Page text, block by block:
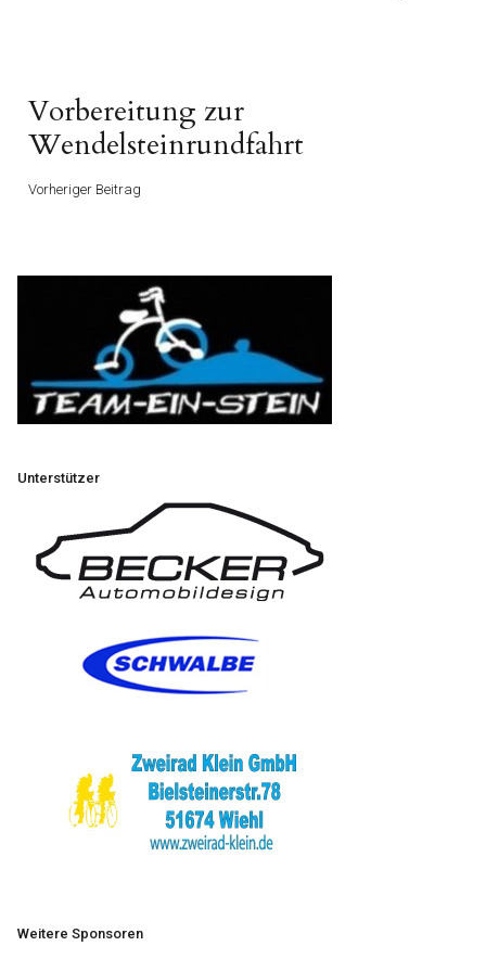
Vorheriger
Beitrag
Vorbereitung zur
Wendelsteinrundfahrt
Vorheriger Beitrag
Unterstützer
Weitere Sponsoren